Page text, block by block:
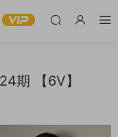
期 【6V】